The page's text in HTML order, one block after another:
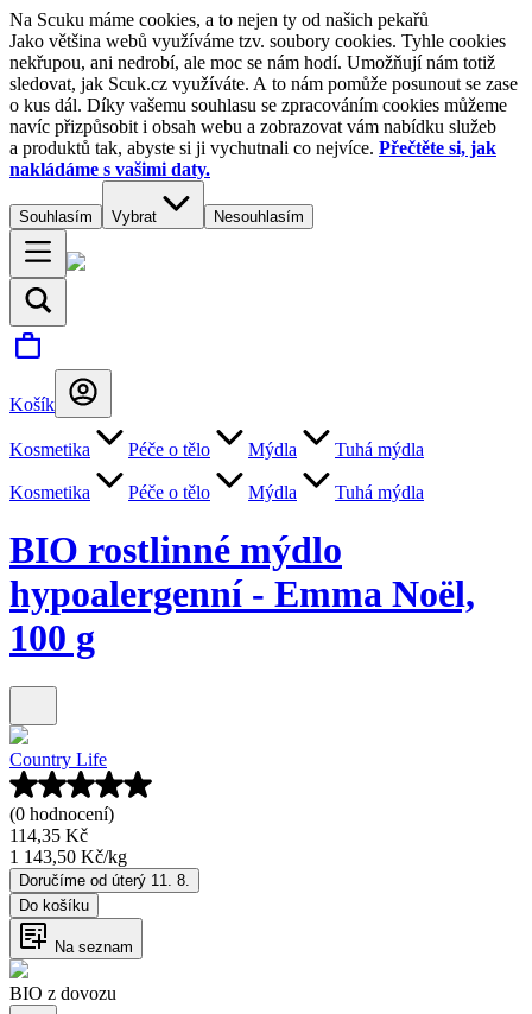
Na Scuku máme cookies, a to nejen ty od našich pekařů
Jako většina webů využíváme tzv. soubory cookies. Tyhle cookies
nekřupou, ani nedrobí, ale moc se nám hodí. Umožňují nám totiž
sledovat, jak Scuk.cz využíváte. A to nám pomůže posunout se zase
o kus dál. Díky vašemu souhlasu se zpracováním cookies můžeme
navíc přizpůsobit i obsah webu a zobrazovat vám nabídku služeb
a produktů tak, abyste si ji vychutnali co nejvíce. Přečtěte si, jak
nakládáme s vašimi daty.
Souhlasím Vybrat Nesouhlasím
Košík
Kosmetika Péče o tělo Mýdla Tuhá mýdla
Kosmetika Péče o tělo Mýdla Tuhá mýdla
BIO rostlinné mýdlo
hypoalergenní - Emma Noël,
100 g
Country Life
(0 hodnocení)
114,35 Kč
1 143,50 Kč/kg
Doručíme od úterý 11. 8.
Do košíku
Na seznam
BIO z dovozu